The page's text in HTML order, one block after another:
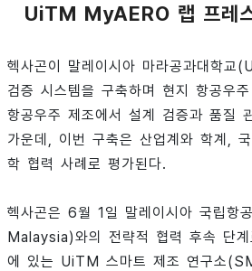
UiTM MyAERO 랩 프레
헥사곤이 말레이시아 마라공과대학교
검증 시스템을 구축하며 현지 항공우
항공우주 제조에서 설계 검증과 품질
가운데, 이번 구축은 산업계와 학계,
학 협력 사례로 평가된다.
헥사곤은 6월 1일 말레이시아 국립항
Malaysia)와의 전략적 협력 후속 단
에 있는 UiTM 스마트 제조 연구소